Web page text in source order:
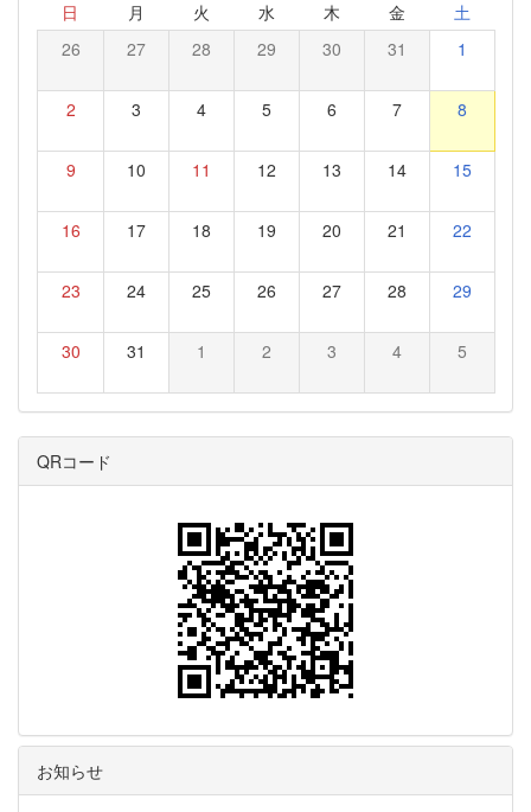
日 月 火 水 木 金 土
26 27 28 29 30 31 1
2 3 4 5 6 7 8
9 10 11 12 13 14 15
16 17 18 19 20 21 22
23 24 25 26 27 28 29
30 31 1 2 3 4 5
QRコード
お知らせ